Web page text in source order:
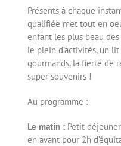
Présents à chaque
qualifiée met tout en
enfant les plus beau des
le plein d’activités, un
gourmands, la fierté de
super souvenirs !
Au programme :
Le matin : Petit
en avant pour 2h